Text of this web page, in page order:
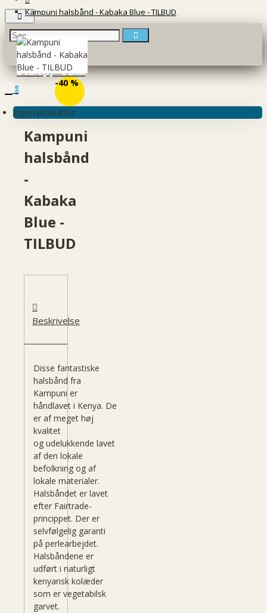
0 vare(r) - 0 DKK
0
Ingen produkter
Kampuni halsbånd - Kabaka Blue - TILBUD
-40 %
Kampuni
halsbånd
-
Kabaka
Blue -
TILBUD
Beskrivelse
Disse fantastiske
halsbånd fra
Kampuni er
håndlavet i Kenya. De
er af meget høj
kvalitet
og udelukkende lavet
af den lokale
befolkning og af
lokale materialer.
Halsbåndet er lavet
efter Fairtrade-
princippet. Der er
selvfølgelig garanti
på perlearbejdet.
Halsbåndene er
udført i naturligt
kenyansk kolæder
som er vegetabilsk
garvet.